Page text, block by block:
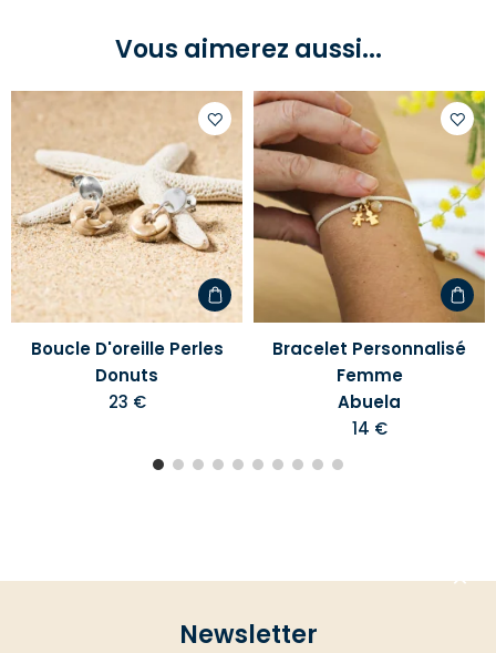
Vous aimerez aussi...
Ajouter
à
votre
liste
d'envies
Boucle D'oreille Perles
Donuts
23 €
à
votre
liste
Bracelet Personnalisé
Femme
Abuela
14 €
Newsletter